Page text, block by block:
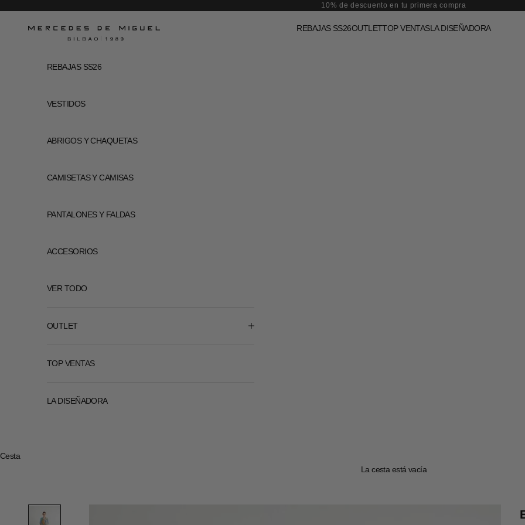
10% de descuento en tu primera compra
Mercedes de Miguel REBAJAS SS26OUTLETTOP VENTASLA DISEÑADORA
REBAJAS SS26
VESTIDOS
ABRIGOS Y CHAQUETAS
CAMISETAS Y CAMISAS
PANTALONES Y FALDAS
ACCESORIOS
VER TODO
OUTLET
TOP VENTAS
LA DISEÑADORA
Cesta
La cesta está vacía